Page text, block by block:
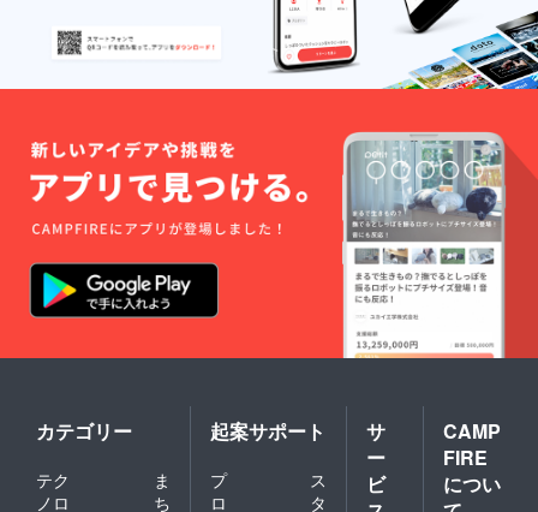
カテゴリー
テク
ノロ
ま
ち
起案サポート
プ
ロ
ス
タ
サ
ー
ビ
CAMP
FIRE
につい